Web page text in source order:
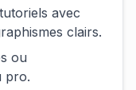
avec
clairs.
ou
pro.